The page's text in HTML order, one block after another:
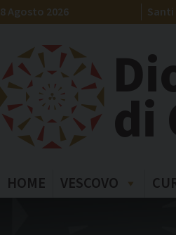
Skip
to
8 Agosto 2026
di
HOME VESCOVO